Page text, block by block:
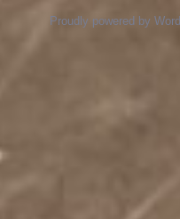
Proudly powered by